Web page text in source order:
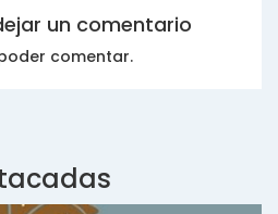
un comentario
comentar.